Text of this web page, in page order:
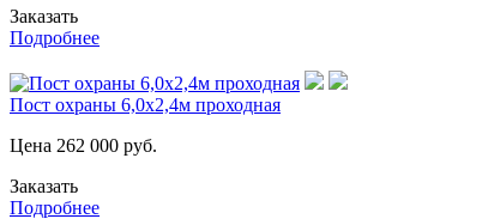
Заказать
Подробнее
Пост охраны 6,0х2,4м проходная
Цена 262 000 руб.
Заказать
Подробнее